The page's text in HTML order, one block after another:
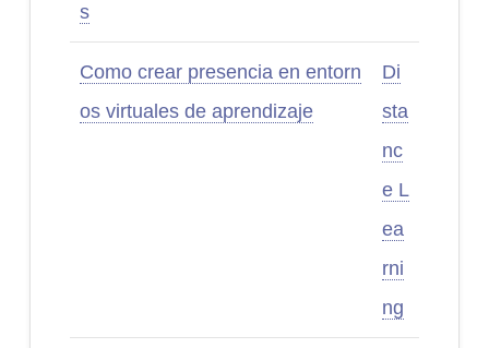
s
Como crear presencia en entorn
os virtuales de aprendizaje
Di
sta
nc
e L
ea
rni
ng